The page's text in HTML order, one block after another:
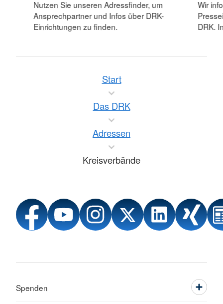
Nutzen Sie unseren Adressfinder, um
Ansprechpartner und Infos über DRK-
Einrichtungen zu finden.
Wir
DRK.
Start
Das DRK
Adressen
Kreisverbände
Spenden